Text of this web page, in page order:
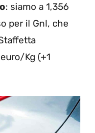
: siamo a 1,356
per il Gnl, che
Kg (+1